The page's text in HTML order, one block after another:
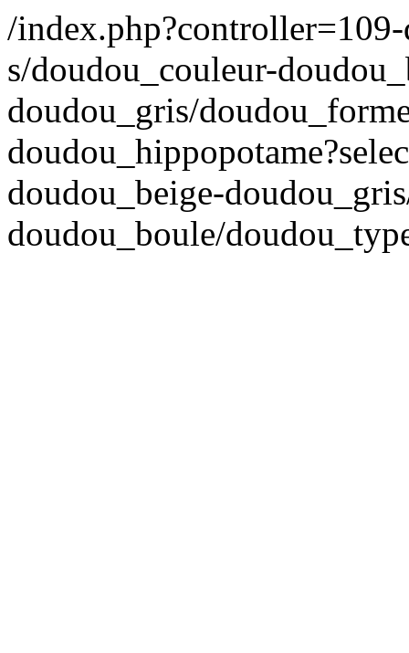
/
s/doudou_couleur-
doudou_gris/
doudou_beige-
doudou_boule/